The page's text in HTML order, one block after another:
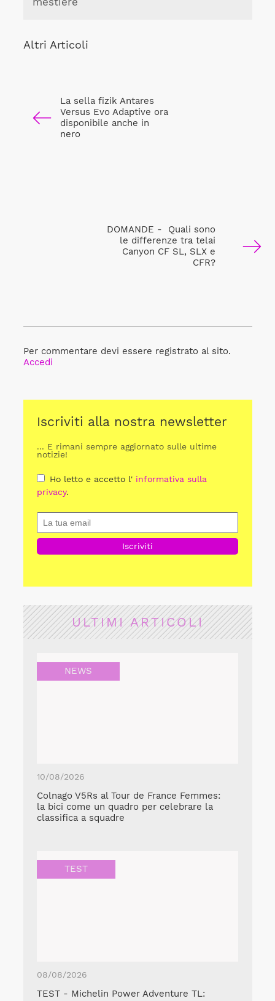
Altri Articoli
La sella fizik Antares
Versus Evo Adaptive ora
disponibile anche in
nero
DOMANDE - Quali sono
le differenze tra telai
Canyon CF SL, SLX e
CFR?
Per commentare devi essere registrato al sito.
Accedi
Iscriviti alla nostra newsletter
... E rimani sempre aggiornato sulle ultime
notizie!
Ho letto e accetto l' informativa sulla
privacy.
ULTIMI ARTICOLI
NEWS
10/08/2026
Colnago V5Rs al Tour de France Femmes:
la bici come un quadro per celebrare la
classifica a squadre
TEST
08/08/2026
TEST - Michelin Power Adventure TL: